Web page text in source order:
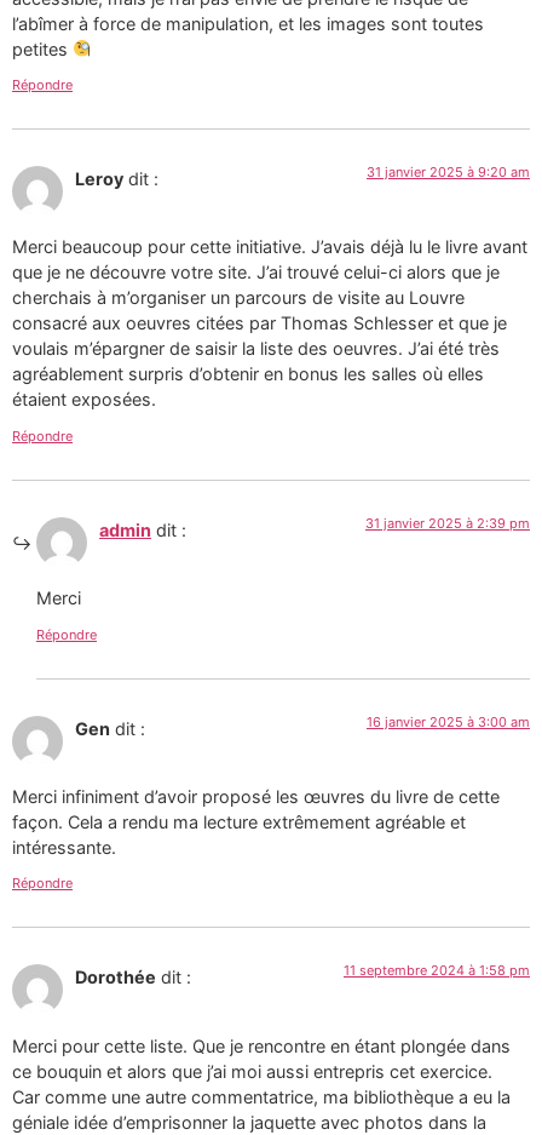
l’abîmer à force de manipulation, et les images sont toutes
petites
Répondre
Leroy dit : 31 janvier 2025 à 9:20 am
Merci beaucoup pour cette initiative. J’avais déjà lu le livre avant
que je ne découvre votre site. J’ai trouvé celui-ci alors que je
cherchais à m’organiser un parcours de visite au Louvre
consacré aux oeuvres citées par Thomas Schlesser et que je
voulais m’épargner de saisir la liste des oeuvres. J’ai été très
agréablement surpris d’obtenir en bonus les salles où elles
étaient exposées.
Répondre
admin dit : 31 janvier 2025 à 2:39 pm
Merci
Répondre
Gen dit : 16 janvier 2025 à 3:00 am
Merci infiniment d’avoir proposé les œuvres du livre de cette
façon. Cela a rendu ma lecture extrêmement agréable et
intéressante.
Répondre
Dorothée dit : 11 septembre 2024 à 1:58 pm
Merci pour cette liste. Que je rencontre en étant plongée dans
ce bouquin et alors que j’ai moi aussi entrepris cet exercice.
Car comme une autre commentatrice, ma bibliothèque a eu la
géniale idée d’emprisonner la jaquette avec photos dans la